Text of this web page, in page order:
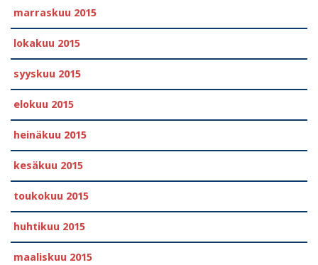
marraskuu 2015
lokakuu 2015
syyskuu 2015
elokuu 2015
heinäkuu 2015
kesäkuu 2015
toukokuu 2015
huhtikuu 2015
maaliskuu 2015